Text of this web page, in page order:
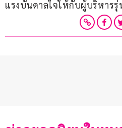
แรงบันดาลใจให้กับผู้บริหาร